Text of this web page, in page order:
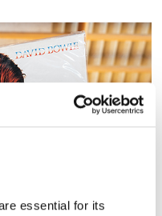
essential for its כל יום מחדש – 8.1.26